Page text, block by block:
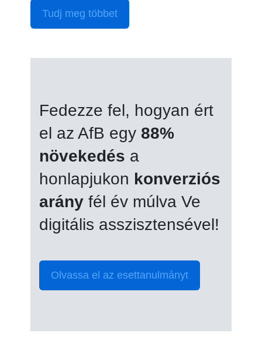
Tudj meg többet
Fedezze fel, hogyan ért
el az AfB egy 88%
növekedés a
honlapjukon konverziós
arány fél év múlva Ve
digitális asszisztensével!
Olvassa el az esettanulmányt